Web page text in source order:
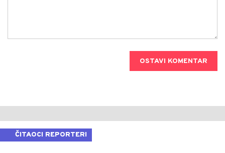
OSTAVI KOMENTAR
ČITAOCI REPORTERI